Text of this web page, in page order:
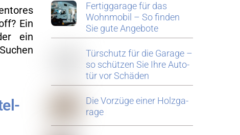
Ein
ein
Fer­tig­ga­ra­ge für das
Wohn­mo­bil – So fin­den
Sie gute An­ge­bo­te
Tür­schutz für die Ga­ra­ge –
so schüt­zen Sie Ihre Au­to­
tür vor Schä­den
Die Vor­zü­ge einer Holz­ga­
ra­ge